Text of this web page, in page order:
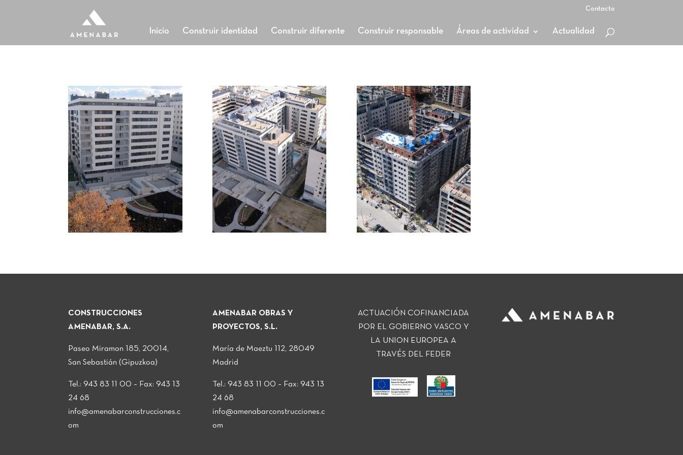
Contacto
Inicio Construir identidad Construir diferente Construir responsable Áreas de actividad Actualidad
CONSTRUCCIONES
AMENABAR, S.A.
Paseo Miramon 185, 20014,
San Sebastián (Gipuzkoa)
Tel.: 943 83 11 00 – Fax: 943 13
24 68
info@amenabarconstrucciones.c
om
AMENABAR OBRAS Y
PROYECTOS, S.L.
María de Maeztu 112, 28049
Madrid
Tel.: 943 83 11 00 – Fax: 943 13
24 68
info@amenabarconstrucciones.c
om
ACTUACIÓN COFINANCIADA
POR EL GOBIERNO VASCO Y
LA UNION EUROPEA A
TRAVÉS DEL FEDER